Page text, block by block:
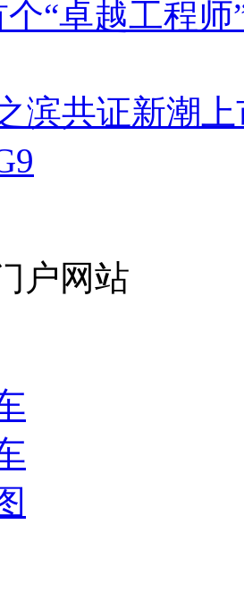
“卓越工程
滨共证新潮
户网站